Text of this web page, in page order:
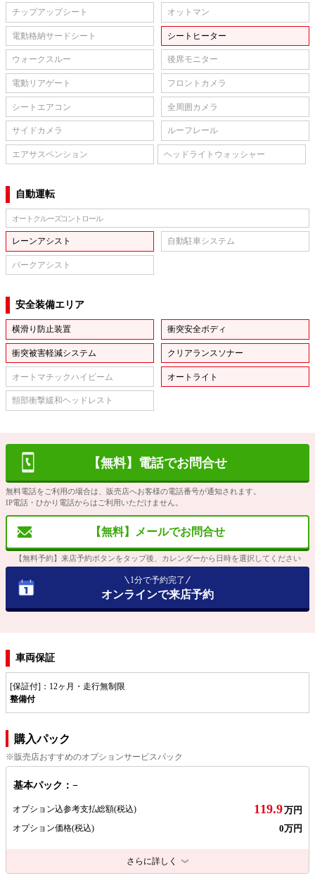
チップアップシート オットマン
電動格納サードシート シートヒーター
ウォークスルー 後席モニター
電動リアゲート フロントカメラ
シートエアコン 全周囲カメラ
サイドカメラ ルーフレール
エアサスペンション ヘッドライトウォッシャー
自動運転
オートクルーズコントロール
レーンアシスト 自動駐車システム
パークアシスト
安全装備エリア
横滑り防止装置 衝突安全ボディ
衝突被害軽減システム クリアランスソナー
オートマチックハイビーム オートライト
頸部衝撃緩和ヘッドレスト
【無料】電話でお問合せ
無料電話をご利用の場合は、販売店へお客様の電話番号が通知されます。
IP電話・ひかり電話からはご利用いただけません。
【無料】メールでお問合せ
【無料予約】来店予約ボタンをタップ後、カレンダーから日時を選択してください
1分で予約完了
オンラインで来店予約
車両保証
[保証付]：12ヶ月・走行無制限
整備付
購入パック
※販売店おすすめのオプションサービスパック
基本パック：−
オプション込参考支払総額(税込) 119.9万円
オプション価格(税込) 0万円
さらに詳しく